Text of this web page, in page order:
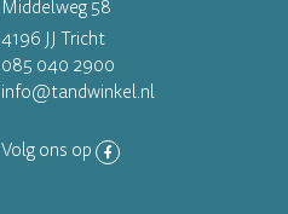
Middelweg 58
4196 JJ Tricht
085 040 2900
info@tandwinkel.nl
Volg ons op